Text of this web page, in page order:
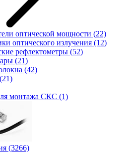
оптической мощности (22)
оптического излучения (12)
рефлектометры (52)
(21)
(42)
(21)
монтажа СКС (1)
(3266)